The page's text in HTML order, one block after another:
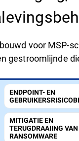
voor MSP-
gestroomlijnde
ENDPOINT- EN
MITIGATIE EN
TERUGDRAAIING VAN
RANSOMWARE